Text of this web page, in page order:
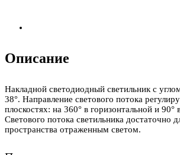
Описание
Накладной светодиодный светильник с
38°. Направление светового потока
плоскостях: на 360° в горизонтальной и 90°
Светового потока светильника достаточно
пространства отраженным светом.